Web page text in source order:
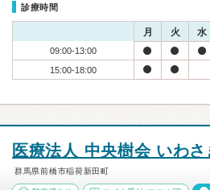
診療時間
月 火 水
09:00-13:00
15:00-18:00
医療法人 中央樹会 いわ
群馬県前橋市稲荷新田町